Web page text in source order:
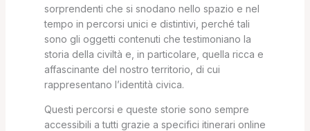
sorprendenti che si snodano nello spazio e nel
tempo in percorsi unici e distintivi, perché tali
sono gli oggetti contenuti che testimoniano la
storia della civiltà e, in particolare, quella ricca e
affascinante del nostro territorio, di cui
rappresentano l’identità civica.
Questi percorsi e queste storie sono sempre
accessibili a tutti grazie a specifici itinerari online